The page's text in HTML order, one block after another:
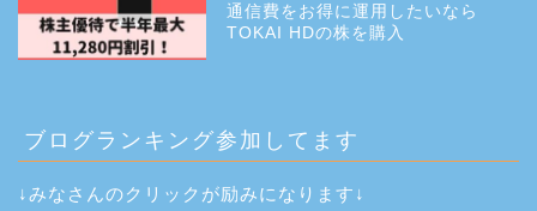
通信費をお得に運用したいなら
TOKAI HDの株を購入
ブログランキング参加してます
↓みなさんのクリックが励みになります↓